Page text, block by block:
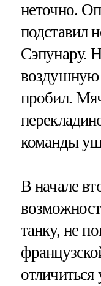
неточно.
подставил
Сэпунару.
воздушную
пробил.
команды
В начале
танку, не